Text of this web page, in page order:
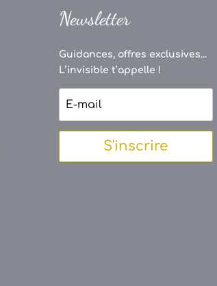
Newsletter
Guidances, offres exclusives...
L’invisible t’appelle !
S'inscrire